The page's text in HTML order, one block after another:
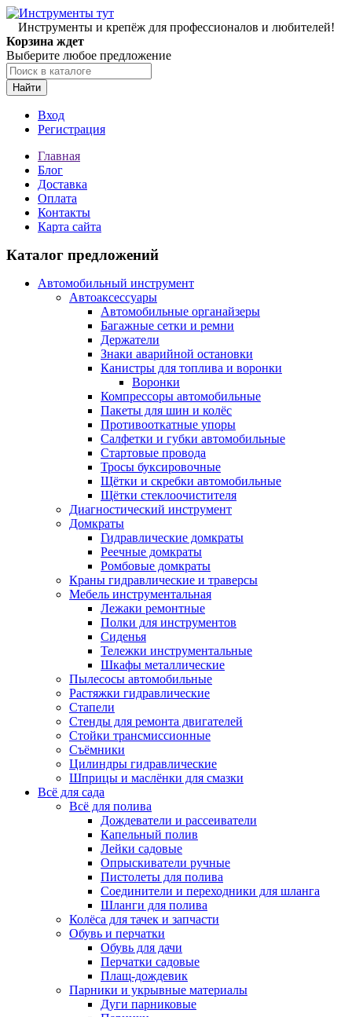
Инструменты и крепёж для профессионалов и любителей!
Корзина ждет
Выберите любое предложение
Найти
Вход
Регистрация
Главная
Блог
Доставка
Оплата
Контакты
Карта сайта
Каталог предложений
Автомобильный инструмент
Автоаксессуары
Автомобильные органайзеры
Багажные сетки и ремни
Держатели
Знаки аварийной остановки
Канистры для топлива и воронки
Воронки
Компрессоры автомобильные
Пакеты для шин и колёс
Противооткатные упоры
Салфетки и губки автомобильные
Стартовые провода
Тросы буксировочные
Щётки и скребки автомобильные
Щётки стеклоочистителя
Диагностический инструмент
Домкраты
Гидравлические домкраты
Реечные домкраты
Ромбовые домкраты
Краны гидравлические и траверсы
Мебель инструментальная
Лежаки ремонтные
Полки для инструментов
Сиденья
Тележки инструментальные
Шкафы металлические
Пылесосы автомобильные
Растяжки гидравлические
Стапели
Стенды для ремонта двигателей
Стойки трансмиссионные
Съёмники
Цилиндры гидравлические
Шприцы и маслёнки для смазки
Всё для сада
Всё для полива
Дождеватели и рассеиватели
Капельный полив
Лейки садовые
Опрыскиватели ручные
Пистолеты для полива
Соединители и переходники для шланга
Шланги для полива
Колёса для тачек и запчасти
Обувь и перчатки
Обувь для дачи
Перчатки садовые
Плащ-дождевик
Парники и укрывные материалы
Дуги парниковые